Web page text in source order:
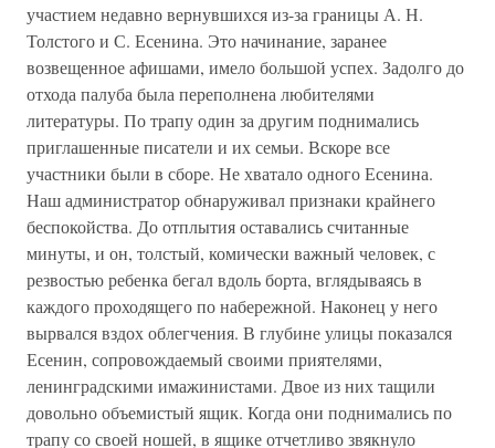
участием недавно вернувшихся из-за границы А. Н.
Толстого и С. Есенина. Это начинание, заранее
возвещенное афишами, имело большой успех. Задолго до
отхода палуба была переполнена любителями
литературы. По трапу один за другим поднимались
приглашенные писатели и их семьи. Вскоре все
участники были в сборе. Не хватало одного Есенина.
Наш администратор обнаруживал признаки крайнего
беспокойства. До отплытия оставались считанные
минуты, и он, толстый, комически важный человек, с
резвостью ребенка бегал вдоль борта, вглядываясь в
каждого проходящего по набережной. Наконец у него
вырвался вздох облегчения. В глубине улицы показался
Есенин, сопровождаемый своими приятелями,
ленинградскими имажинистами. Двое из них тащили
довольно объемистый ящик. Когда они поднимались по
трапу со своей ношей, в ящике отчетливо звякнуло